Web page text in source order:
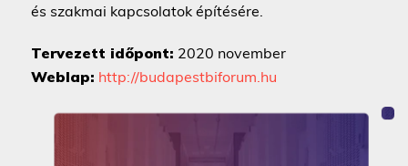
és szakmai kapcsolatok építésére.
Tervezett időpont: 2020 november
Weblap: http://budapestbiforum.hu